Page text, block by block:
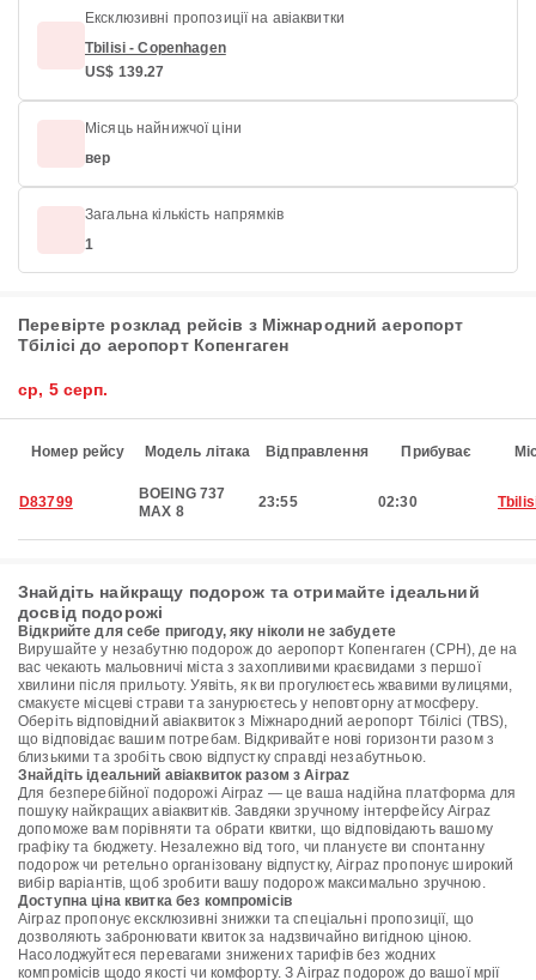
Ексклюзивні пропозиції на авіаквитки
Tbilisi - Copenhagen
US$ 139.27
Місяць найнижчої ціни
вер
Загальна кількість напрямків
1
Перевірте розклад рейсів з Міжнародний аеропорт
Тбілісі до аеропорт Копенгаген
ср, 5 серп.
Номер рейсу Модель літака Відправлення Прибуває
D83799
BOEING 737
MAX 8
23:55 02:30
Знайдіть найкращу подорож та отримайте ідеальний
досвід подорожі
Відкрийте для себе пригоду, яку ніколи не забудете
Вирушайте у незабутню подорож до аеропорт Копенгаген (CPH), де на
вас чекають мальовничі міста з захопливими краєвидами з першої
хвилини після прильоту. Уявіть, як ви прогулюєтесь жвавими вулицями,
смакуєте місцеві страви та занурюєтесь у неповторну атмосферу.
Оберіть відповідний авіаквиток з Міжнародний аеропорт Тбілісі (TBS),
що відповідає вашим потребам. Відкривайте нові горизонти разом з
близькими та зробіть свою відпустку справді незабутньою.
Знайдіть ідеальний авіаквиток разом з Airpaz
Для безперебійної подорожі Airpaz — це ваша надійна платформа для
пошуку найкращих авіаквитків. Завдяки зручному інтерфейсу Airpaz
допоможе вам порівняти та обрати квитки, що відповідають вашому
графіку та бюджету. Незалежно від того, чи плануєте ви спонтанну
подорож чи ретельно організовану відпустку, Airpaz пропонує широкий
вибір варіантів, щоб зробити вашу подорож максимально зручною.
Доступна ціна квитка без компромісів
Airpaz пропонує ексклюзивні знижки та спеціальні пропозиції, що
дозволяють забронювати квиток за надзвичайно вигідною ціною.
Насолоджуйтеся перевагами знижених тарифів без жодних
компромісів щодо якості чи комфорту. З Airpaz подорож до вашої мрії